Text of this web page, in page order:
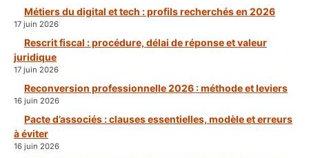
Métiers du digital et tech : profils recherchés en 2026
17 juin 2026
Rescrit fiscal : procédure, délai de réponse et valeur
juridique
17 juin 2026
Reconversion professionnelle 2026 : méthode et leviers
16 juin 2026
Pacte d’associés : clauses essentielles, modèle et erreurs
à éviter
16 juin 2026